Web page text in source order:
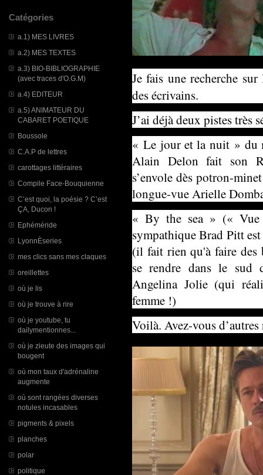
Catégories
a.1) MES LIVRES
a.2) MES TEXTES
a.3) BIO-BIBLIOGRAPHIE
(avec traces d'O.G.M)
a.4) EDITEUR
a.5) ANIMATEUR DU
CABARET POETIQUE
Boussole
C.A.P de lettres
carottages littéraires
Compile Face-Bouquienne
C’est quoi, la poésie ? C’est
ÇA, Ducon !
Ephéméride
LyonnÈseries
mes clics sans mes claques
oreillettes
où je lis
où je trouve à rire
où je youtube, tu
dailymentionnes...
où je zieute des images qui
bougent
où mon taux d'adrénaline
augmente
où sont rangées diverses
notules incasables
pigments & pixels
planches
polar
politique
Je fais une recherche
des écrivains.
J’ai déjà deux pistes très
« Le jour et la nuit » du
Alain Delon fait son
s’envole dès potron-
longue-vue Arielle
« By the sea » («
sympathique Brad Pitt
(il fait rien qu'à faire des
se rendre dans le sud
Angelina Jolie (qui
femme !)
Voilà. Avez-vous